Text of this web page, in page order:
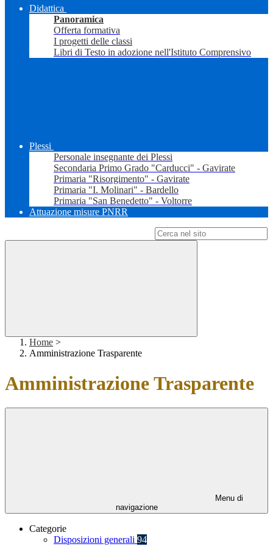
Didattica
Panoramica
Offerta formativa
I progetti delle classi
Libri di Testo in adozione nell'Istituto Comprensivo
Plessi
Personale insegnante dei Plessi
Secondaria Primo Grado "Carducci" - Gavirate
Primaria "Risorgimento" - Gavirate
Primaria "I. Molinari" - Bardello
Primaria "San Benedetto" - Voltorre
Attuazione misure PNRR
Home >
Amministrazione Trasparente
Amministrazione Trasparente
Menu di
navigazione
Categorie
Disposizioni generali 94